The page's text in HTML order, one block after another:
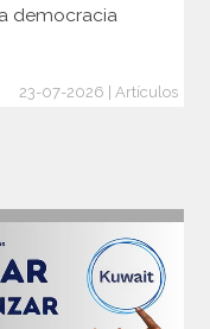
democracia
23-07-2026 | Artículos